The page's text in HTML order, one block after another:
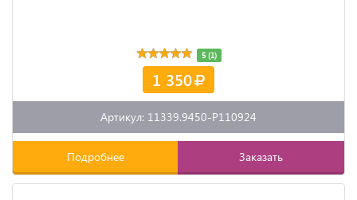
5 (1)
1 350
Артикул: 11339.9450-P110924
Подробнее Заказать